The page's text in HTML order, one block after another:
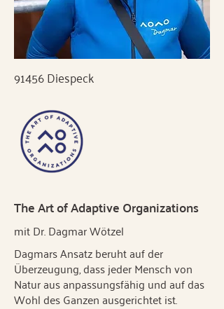
91456 Diespeck
The Art of Adaptive Organizations
mit Dr. Dagmar Wötzel
Dagmars Ansatz beruht auf der
Überzeugung, dass jeder Mensch von
Natur aus anpassungsfähig und auf das
Wohl des Ganzen ausgerichtet ist.